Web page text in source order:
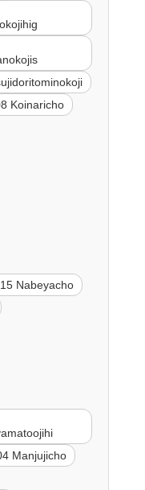
Koinaricho
Nabeyacho
Manjujicho